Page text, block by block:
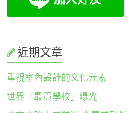
近期文章
重視室內設計的文化元素
世界「最貴學校」曝光